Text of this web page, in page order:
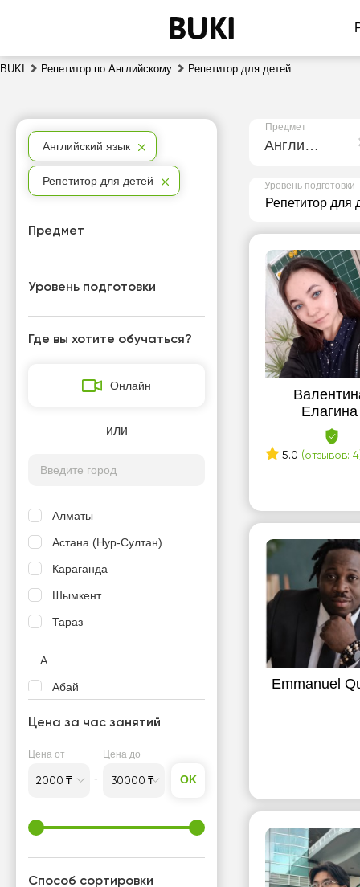
BUKI Репетитор по Английскому Репетитор для детей
Предмет
Английский язык
Уровень подготовки
Елагина
5.0 (отзывов:
Emmanuel
Английский язык
Репетитор для детей
Предмет
Уровень подготовки
Где вы хотите обучаться?
Онлайн
или
Алматы
Астана (Нур-Султан)
Караганда
Шымкент
Тараз
А
Абай
Б
Цена за час занятий
Цена от Цена до
OK
Способ сортировки